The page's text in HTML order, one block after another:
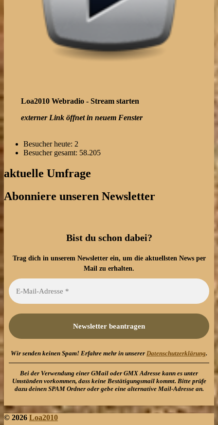
Loa2010 Webradio - Stream starten
externer Link öffnet in neuem Fenster
Besucher heute: 2
Besucher gesamt: 58.205
aktuelle Umfrage
Abonniere unseren Newsletter
Bist du schon dabei?
Trag dich in unserem Newsletter ein, um die aktuellsten News per
Mail zu erhalten.
Wir senden keinen Spam! Erfahre mehr in unserer Datenschutzerklärung.
Bei der Verwendung einer GMail oder GMX Adresse kann es unter
Umständen vorkommen, dass keine Bestätigungsmail kommt. Bitte prüfe
dazu deinen SPAM Ordner oder gebe eine alternative Mail-Adresse an.
© 2026 Loa2010